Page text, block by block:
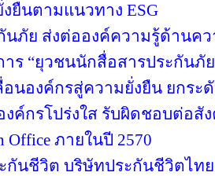
ยืนตามแนวทาง ESG
นภัย ส่งต่อองค์ความรู้ด้านค
าร “ยุวชนนักสื่อสารประกันภั
นองค์กรสู่ความยั่งยืน ยกระ
งค์กรโปร่งใส รับผิดชอบต่อ
Office ภายในปี 2570
กันชีวิต บริษัทประกันชีวิตไท